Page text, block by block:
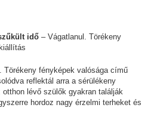
idő – Vágatlanul. Törékeny
Törékeny fényképek valósága című
reflektál arra a sérülékeny
lévő szülők gyakran találják
hordoz nagy érzelmi terheket és